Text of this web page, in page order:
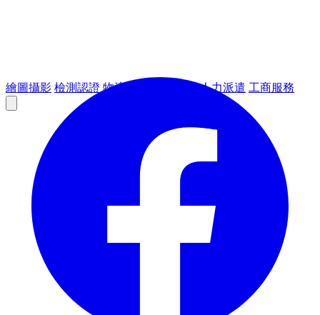
繪圖攝影 檢測認證 物流倉儲 人力派遣 工商服務